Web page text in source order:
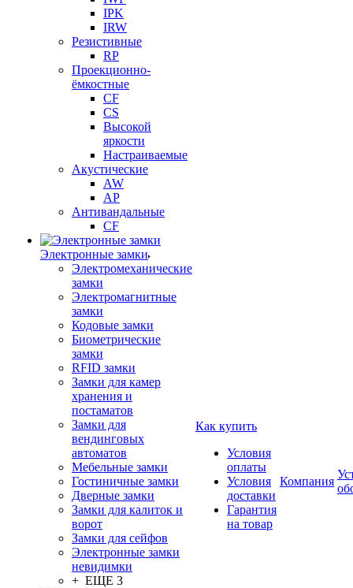
IPK
IRW
Резистивные
RP
Проекционно-
ёмкостные
CF
CS
Высокой
яркости
Настраиваемые
Акустические
AW
AP
Антивандальные
CF
Электронные замки
Электромеханические
замки
Электромагнитные
замки
Кодовые замки
Биометрические
замки
RFID замки
Замки для камер
хранения и
постаматов
Замки для
вендинговых
автоматов
Мебельные замки
Гостиничные замки
Дверные замки
Замки для калиток и
ворот
Замки для сейфов
Электронные замки
невидимки
+ ЕЩЕ 3
Как купить
Условия
оплаты
Условия
доставки
Гарантия
на товар
Компания